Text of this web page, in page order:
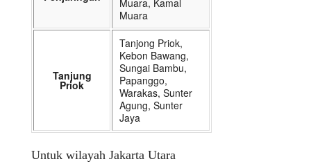
Muara, Kamal
Muara
Tanjung
Priok
Tanjong Priok,
Kebon Bawang,
Sungai Bambu,
Papanggo,
Warakas, Sunter
Agung, Sunter
Jaya
Untuk wilayah Jakarta Utara